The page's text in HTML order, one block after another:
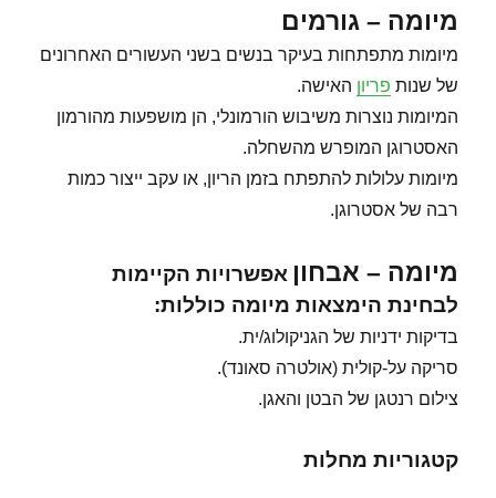
מיומה – גורמים
מיומות מתפתחות בעיקר בנשים בשני העשורים האחרונים
של שנות פריון האישה.
המיומות נוצרות משיבוש הורמונלי, הן מושפעות מהורמון
האסטרוגן המופרש מהשחלה.
מיומות עלולות להתפתח בזמן הריון, או עקב ייצור כמות
רבה של אסטרוגן.
מיומה – אבחון אפשרויות הקיימות
לבחינת הימצאות מיומה כוללות:
בדיקות ידניות של הגניקולוג/ית.
סריקה על-קולית (אולטרה סאונד).
צילום רנטגן של הבטן והאגן.
קטגוריות מחלות